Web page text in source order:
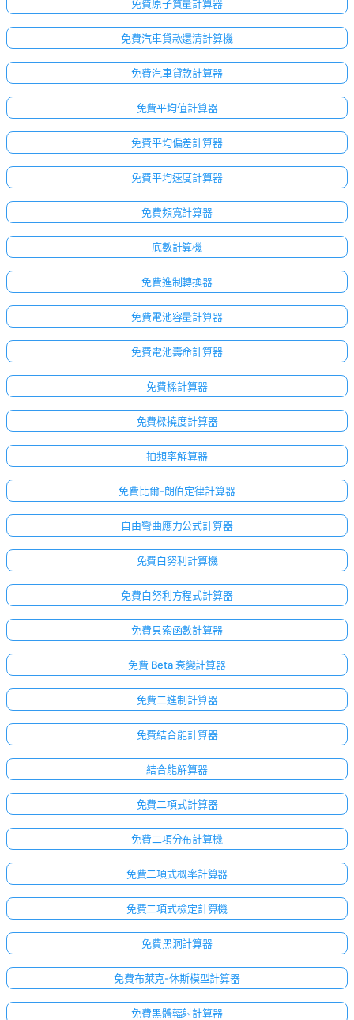
尚
免費原子質量計算器
免費汽車貸款還清計算機
免費汽車貸款計算器
免費平均值計算器
免費平均偏差計算器
免費平均速度計算器
免費頻寬計算器
底數計算機
免費進制轉換器
免費電池容量計算器
免費電池壽命計算器
免費樑計算器
免費樑撓度計算器
拍頻率解算器
免費比爾-朗伯定律計算器
自由彎曲應力公式計算器
免費白努利計算機
免費白努利方程式計算器
免費貝索函數計算器
免費 Beta 衰變計算器
免費二進制計算器
免費結合能計算器
結合能解算器
免費二項式計算器
免費二項分布計算機
免費二項式概率計算器
免費二項式檢定計算機
免費黑洞計算器
免費布萊克-休斯模型計算器
免費黑體輻射計算器